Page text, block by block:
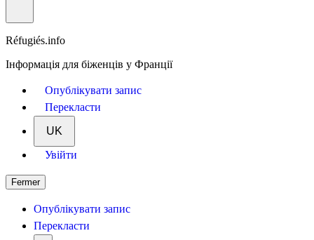
Réfugiés.info
Інформація для біженців у Франції
Опублікувати запис
Перекласти
UK
Увійти
Fermer
Опублікувати запис
Перекласти